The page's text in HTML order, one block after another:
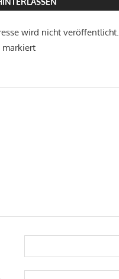
wird nicht veröffentlicht.
markiert